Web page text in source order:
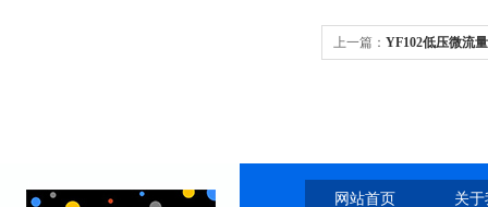
上一篇： YF102低压微流
网站首页 关